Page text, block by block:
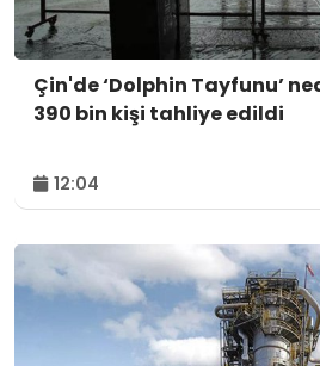
Çin'de ‘Dolphin Tayfunu’
390 bin kişi tahliye edildi
12:04